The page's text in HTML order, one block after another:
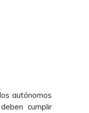
autónomos
cumplir